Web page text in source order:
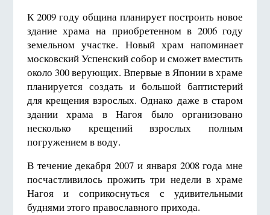
К 2009 году община планирует построить новое
здание храма на приобретенном в 2006 году
земельном участке. Новый храм напоминает
московский Успенский собор и сможет вместить
около 300 верующих. Впервые в Японии в храме
планируется создать и большой баптистерий
для крещения взрослых. Однако даже в старом
здании храма в Нагоя было организовано
несколько крещений взрослых полным
погружением в воду.
В течение декабря 2007 и января 2008 года мне
посчастливилось прожить три недели в храме
Нагоя и соприкоснуться с удивительными
буднями этого православного прихода.